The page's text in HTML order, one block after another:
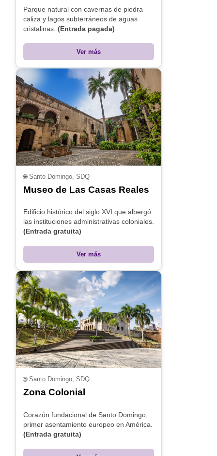
Parque natural con cavernas de piedra
caliza y lagos subterráneos de aguas
cristalinas. (Entrada pagada)
Ver más
🌐Santo Domingo, SDQ
Museo de Las Casas Reales
Edificio histórico del siglo XVI que albergó
las instituciones administrativas coloniales.
(Entrada gratuita)
Ver más
🌐Santo Domingo, SDQ
Zona Colonial
Corazón fundacional de Santo Domingo,
primer asentamiento europeo en América.
(Entrada gratuita)